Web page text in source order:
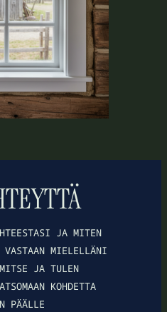
JA MITEN
MIELELLÄNI
JA TULEN
KOHDETTA
PÄÄLLE